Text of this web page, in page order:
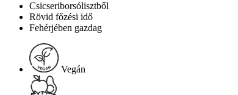
Csicseriborsólisztből
Rövid főzési idő
Fehérjében gazdag
Vegán